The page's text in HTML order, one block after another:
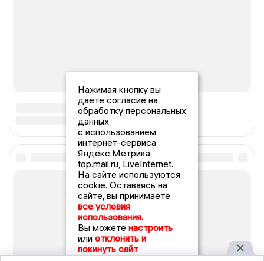
Нажимая кнопку вы
даете согласие на
обработку персональных
данных
с использованием
интернет-сервиса
Яндекс.Метрика,
top.mail.ru, LiveInternet.
На сайте используются
cookie. Оставаясь на
сайте, вы принимаете
все условия
использования.
Вы можете настроить
или отклонить и
покинуть сайт